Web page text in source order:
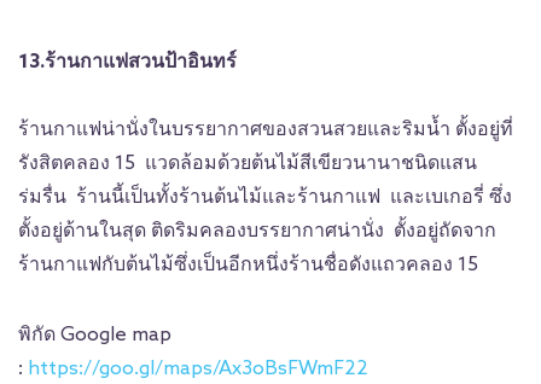
13.ร้านกาแฟสวนป้าอินทร์
ร้านกาแฟน่านั่งในบรรยากาศของสวนสวยและริมน้ำ ตั้งอยู่ที่
รังสิตคลอง 15 แวดล้อมด้วยต้นไม้สีเขียวนานาชนิดแสน
ร่มรื่น ร้านนี้เป็นทั้งร้านต้นไม้และร้านกาแฟ และเบเกอรี่ ซึ่ง
ตั้งอยู่ด้านในสุด ติดริมคลองบรรยากาศน่านั่ง ตั้งอยู่ถัดจาก
ร้านกาแฟกับต้นไม้ซึ่งเป็นอีกหนึ่งร้านชื่อดังแถวคลอง 15
พิกัด Google map
: https://goo.gl/maps/Ax3oBsFWmF22